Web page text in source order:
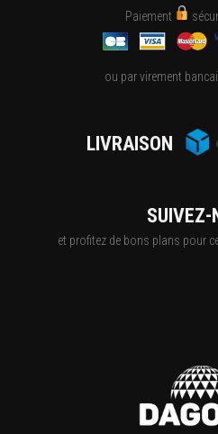
Paiement
ou par virement
LIVRAISON
SUIVEZ-
et profitez de bons plans pour